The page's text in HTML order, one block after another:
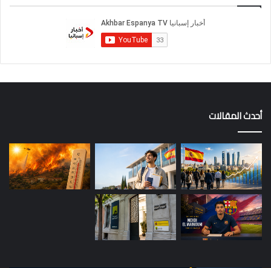
أحدث المقالات